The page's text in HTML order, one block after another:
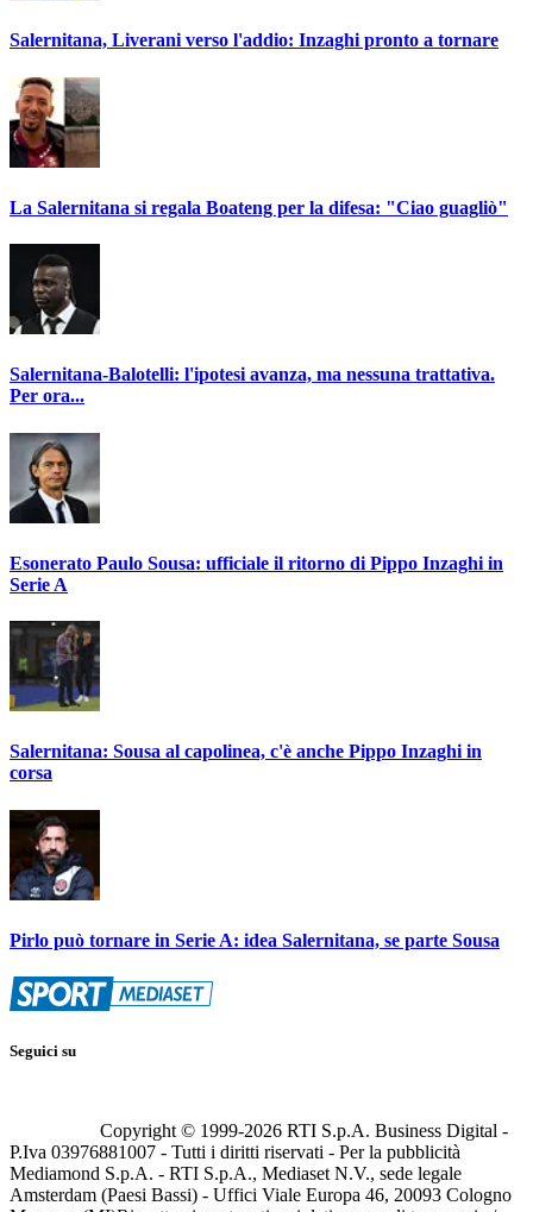
Salernitana, Liverani verso l'addio: Inzaghi pronto a tornare
La Salernitana si regala Boateng per la difesa: "Ciao guagliò"
Salernitana-Balotelli: l'ipotesi avanza, ma nessuna trattativa.
Per ora...
Esonerato Paulo Sousa: ufficiale il ritorno di Pippo Inzaghi in
Serie A
Salernitana: Sousa al capolinea, c'è anche Pippo Inzaghi in
corsa
Pirlo può tornare in Serie A: idea Salernitana, se parte Sousa
Seguici su
Copyright © 1999-2026 RTI S.p.A. Business Digital -
P.Iva 03976881007 - Tutti i diritti riservati - Per la pubblicità
Mediamond S.p.A. - RTI S.p.A., Mediaset N.V., sede legale
Amsterdam (Paesi Bassi) - Uffici Viale Europa 46, 20093 Cologno